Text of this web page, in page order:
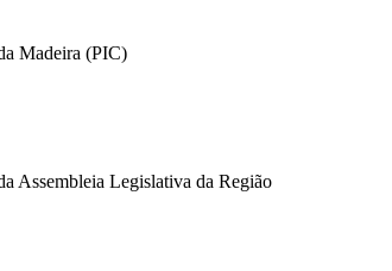
Madeira (PIC)
Assembleia Legislativa da Região